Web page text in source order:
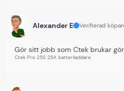
Alexander E Verifierad
Gör sitt jobb som Ctek brukar
Ctek Pro 25S 25A batteriladdare